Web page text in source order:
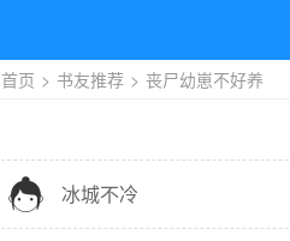
首页 > 书友推荐 > 丧尸幼崽不好养
 冰城不冷